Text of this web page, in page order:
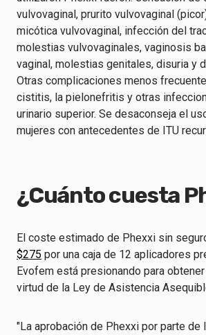
vulvovaginal, prurito vulvovaginal
micótica vulvovaginal, infección del
molestias vulvovaginales, vaginosis
vaginal, molestias genitales, disuria y
Otras complicaciones menos
cistitis, la pielonefritis y otras
urinario superior. Se desaconseja el
mujeres con antecedentes de ITU
¿Cuánto cuesta
El coste estimado de Phexxi sin
$275 por una caja de 12 aplicadores
Evofem está presionando para
virtud de la Ley de Asistencia
"La aprobación de Phexxi por parte de